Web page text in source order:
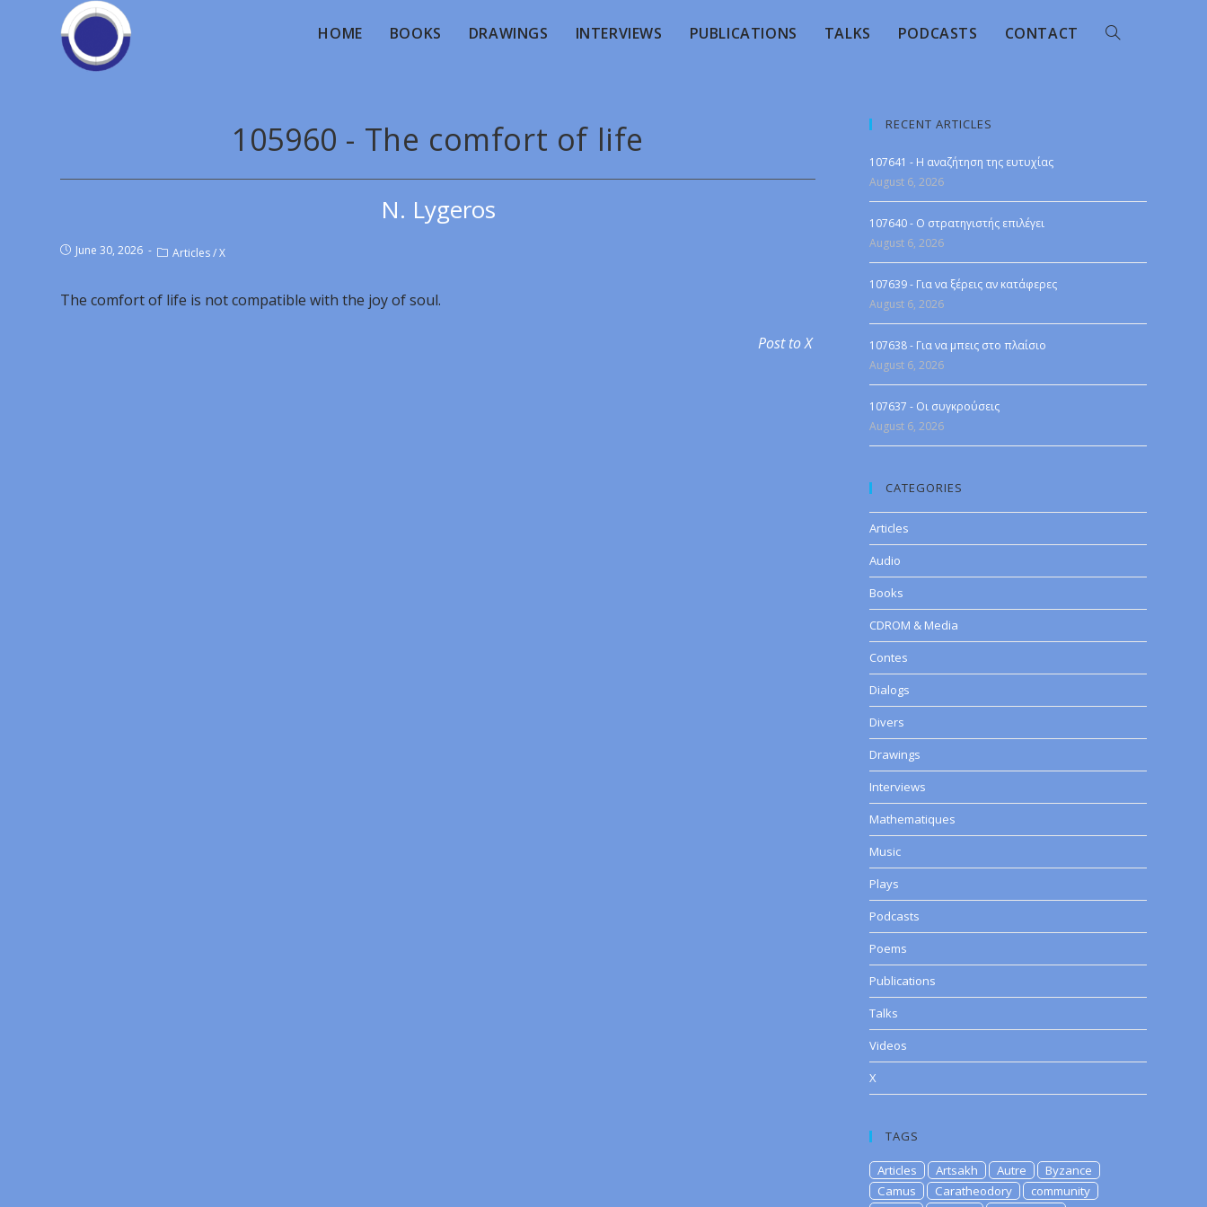
HOME BOOKS DRAWINGS INTERVIEWS PUBLICATIONS TALKS PODCASTS CONTACT
105960 - The comfort of life
N. Lygeros
June 30, 2026 Articles/X
The comfort of life is not compatible with the joy of soul.
Post to X
RECENT ARTICLES
107641 - Η αναζήτηση της ευτυχίας
August 6, 2026
107640 - Ο στρατηγιστής επιλέγει
August 6, 2026
107639 - Για να ξέρεις αν κατάφερες
August 6, 2026
107638 - Για να μπεις στο πλαίσιο
August 6, 2026
107637 - Οι συγκρούσεις
August 6, 2026
CATEGORIES
Articles
Audio
Books
CDROM & Media
Contes
Dialogs
Divers
Drawings
Interviews
Mathematiques
Music
Plays
Podcasts
Poems
Publications
Talks
Videos
X
TAGS
Articles Artsakh Autre
Byzance
Camus
Caratheodory
community